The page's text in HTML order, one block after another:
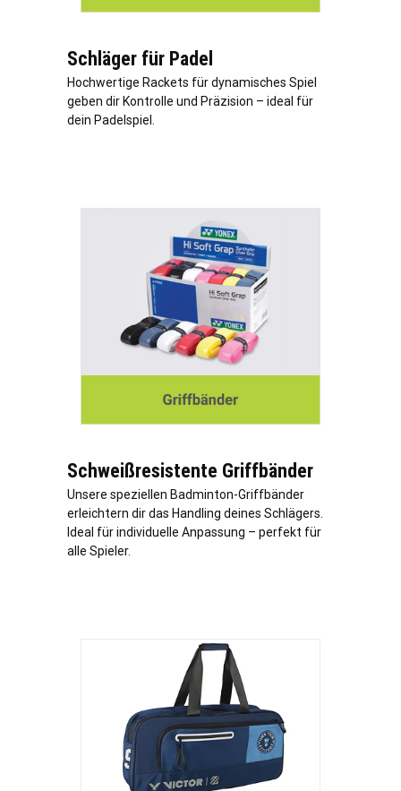
Schläger für Padel
Hochwertige Rackets für dynamisches Spiel
geben dir Kontrolle und Präzision – ideal für
dein Padelspiel.
Schweißresistente Griffbänder
Unsere speziellen Badminton-Griffbänder
erleichtern dir das Handling deines Schlägers.
Ideal für individuelle Anpassung – perfekt für
alle Spieler.